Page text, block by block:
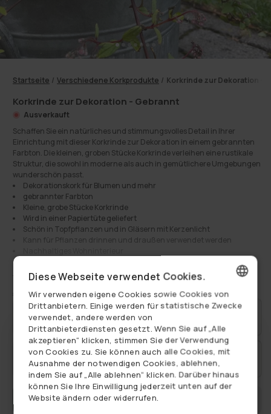
Startseite / Verschiedene Korkprodukte / Korkrinde zur Dekoration -
Korkrinde zur Dekoration - Gebrannt
Ausverkauft
Schaffen Sie ein natürliches und stimmungsvolles Detail in Ihrer
Einrichtung mit dieser Korkrinde zur Dekoration in einem gebrannten
Farbton. Die kleinen, groben Stücke Korkrinde verleihen eine rustikale
Struktur, die sowohl in moderne als auch in gemütlichere Umgebungen
wunderschön passt.
Dekorationskork für Blumen und mehr
gebrannter Farbton
Kleine, grobe Stücke Korkrinde
Wird in einer Papiertüte geliefert
Schön in Topfpflanzen und in Gläsern mit Kerzenlicht
Kann für Pflanzen drinnen und draußen verwendet werden
Verwenden Sie die Korkrinde als dekorative Abdeckung auf Töpfen, wo
sie ein stimmiges Gesamtbild rund um die Basis der Pflanze schafft. Die
grobe Oberfläche harmoniert gut mit grünen Pflanzen und den
Blumen der Saison, und der dunkelbraune Ton verleiht ein ruhiges,
warmes Erscheinungsbild.
Korkrinde ist auch dekorativ in Gläsern, wo Sie sie mit Kerzen
kombinieren können, um eine einfache und gemütliche Stimmung auf
dem Tisch, auf der Fensterbank oder als Teil einer kleinen Dekoration
zu schaffen.
Sie können sie sowohl innen als auch außen verwenden, sodass sie sich
leicht in alles von Eingangsbereich und Wohnzimmer bis hin zu Büro,
Badezimmer oder Terrasse und Balkon einfügt, je nachdem, wo Sie ein
natürliches Element hinzufügen möchten.
Das Material ist Kork, und das Erscheinungsbild ist von einer
Mehr anzeigen
Normaler
Preis
€7,95
2 Stück.
Spare 5 %
€15,12
3 Stück.
Spare 10 %
€21,48
BENACHRICHTIGEN, WENN WIEDER AUF LAGER
DANISH
NORWEGIAN
SWEDISH
Diese Webseite verwendet Cookies.
Wir verwenden eigene Cookies sowie Cookies von
Drittanbietern. Einige werden für statistische Zwecke
verwendet, andere werden von
Drittanbieterdiensten gesetzt. Wenn Sie auf „Alle
akzeptieren“ klicken, stimmen Sie der Verwendung
von Cookies zu. Sie können auch alle Cookies, mit
Ausnahme der notwendigen Cookies, ablehnen,
indem Sie auf „Alle ablehnen“ klicken. Darüber hinaus
können Sie Ihre Einwilligung jederzeit unten auf der
Website ändern oder widerrufen.